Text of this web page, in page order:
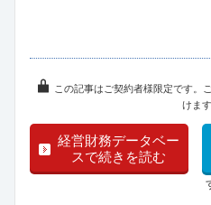
この記事はご契約者様限定です。
けます
経営財務データベー
スで続きを読む